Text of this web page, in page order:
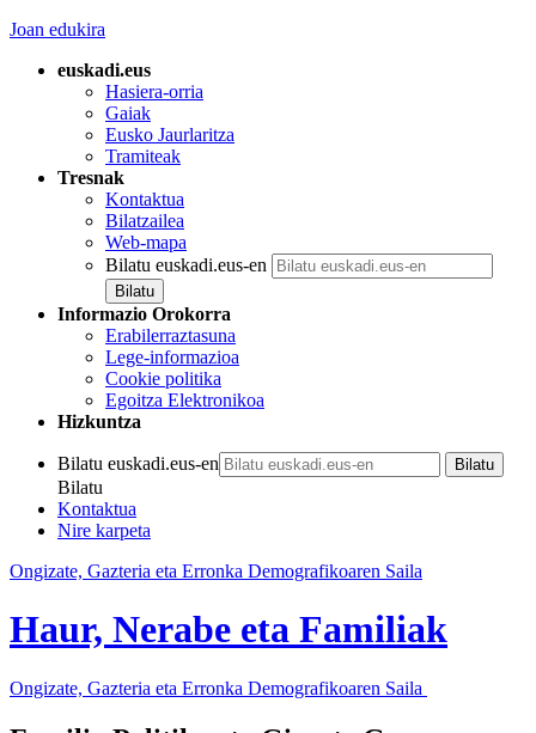
Joan edukira
euskadi.eus
Hasiera-orria
Gaiak
Eusko Jaurlaritza
Tramiteak
Tresnak
Kontaktua
Bilatzailea
Web-mapa
Bilatu euskadi.eus-en
Informazio Orokorra
Erabilerraztasuna
Lege-informazioa
Cookie politika
Egoitza Elektronikoa
Hizkuntza
Bilatu euskadi.eus-en
Bilatu
Kontaktua
Nire karpeta
Ongizate, Gazteria eta Erronka Demografikoaren Saila
Haur, Nerabe eta Familiak
Ongizate, Gazteria eta Erronka Demografikoaren Saila